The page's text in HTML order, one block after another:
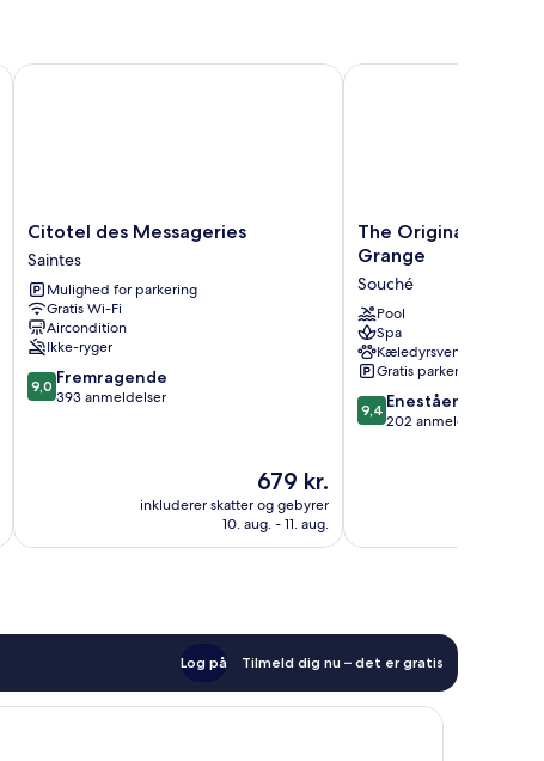
Citotel
des
Messageries
Saintes
Citotel des Messageries
Saintes
Mulighed for parkering
Gratis Wi-Fi
Aircondition
Ikke-ryger
9.0
ud
9,0 Fremragende
393 anmeldelser
Prisen
er
679 kr.
679 kr.
inkluderer skatter og gebyrer
10. aug. - 11. aug.
Citotel des Messageries
The
Originals
Boutique,
Hôtel
La
Grange
Souché
The Originals
Grange
Souché
Pool
Spa
Kæledyrsvenligt
Gratis parkering
9.4
ud
9,4 Enestående
202 anmeldelser
The Originals
Log på Tilmeld dig nu – det er gratis